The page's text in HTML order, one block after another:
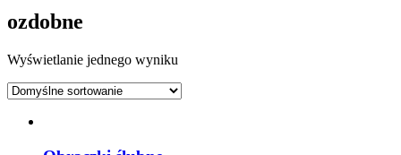
ozdobne
Wyświetlanie jednego wyniku